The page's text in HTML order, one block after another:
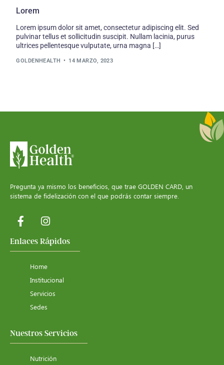
Lorem
Lorem ipsum dolor sit amet, consectetur adipiscing elit. Sed
pulvinar tellus et sollicitudin suscipit. Nullam lacinia, purus
ultrices pellentesque vulputate, urna magna […]
GOLDENHEALTH 14 MARZO, 2023
Pregunta ya mismo los beneficios, que trae GOLDEN CARD, un
sistema de fidelización con el que podrás contar siempre.
Enlaces Rápidos
Home
Institucional
Servicios
Sedes
Nuestros Servicios
Nutrición